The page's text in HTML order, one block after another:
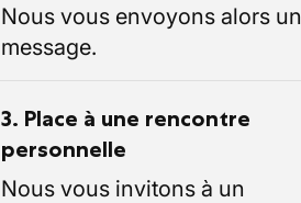
Nous vous envoyons alors un
message.
3. Place à une rencontre
personnelle
Nous vous invitons à un